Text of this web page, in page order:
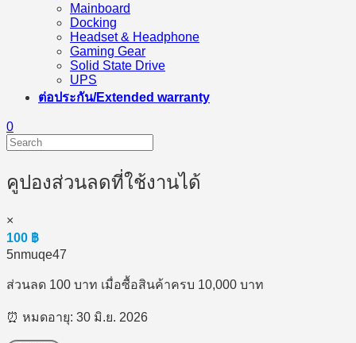
Mainboard
Docking
Headset & Headphone
Gaming Gear
Solid State Drive
UPS
ต่อประกัน/Extended warranty
0
คูปองส่วนลดที่ใช้งานได้
×
100 ฿
5nmuqe47
ส่วนลด 100 บาท เมื่อซื้อสินค้าครบ 10,000 บาท
⏰ หมดอายุ: 30 มิ.ย. 2026